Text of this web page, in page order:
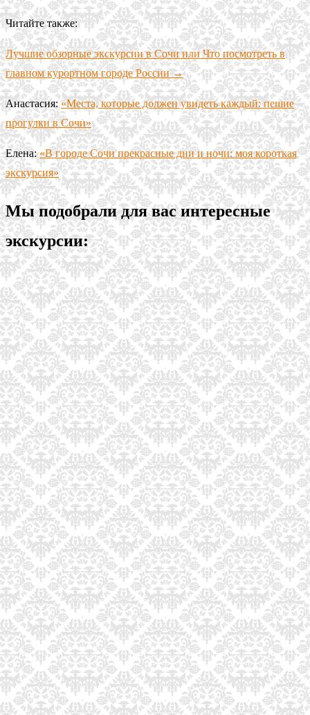
Читайте также:
Лучшие обзорные экскурсии в Сочи или Что посмотреть в
главном курортном городе России →
Анастасия:«Места, которые должен увидеть каждый: пешие
прогулки в Сочи»
Елена:«В городе Сочи прекрасные дни и ночи: моя короткая
экскурсия»
Мы подобрали для вас интересные
экскурсии: